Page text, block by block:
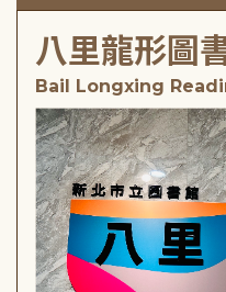
八里龍形圖
Bail Longxing